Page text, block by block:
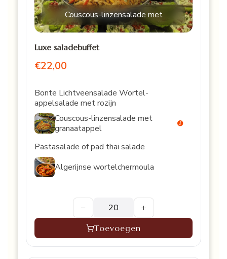
Couscous-linzensalade met
granaatappel
Luxe saladebuffet
€22,00
Bonte Lichtveensalade Wortel-
appelsalade met rozijn
Couscous-linzensalade met
granaatappel
Pastasalade of pad thai salade
Algerijnse wortelchermoula
−
+
Toevoegen